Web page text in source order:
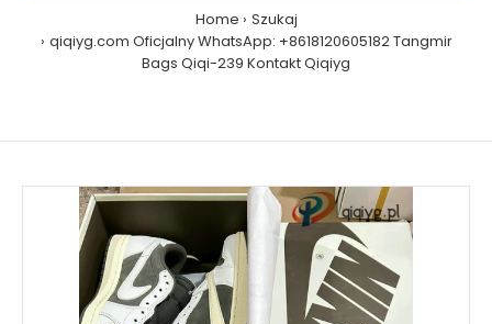
Home
Szukaj
qiqiyg.com Oficjalny WhatsApp: +8618120605182 Tangmir
Bags Qiqi-239 Kontakt Qiqiyg